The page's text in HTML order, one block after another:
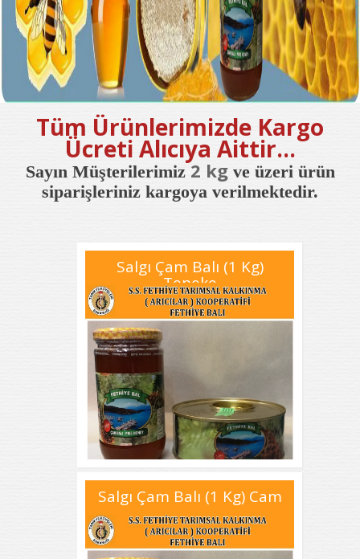
Tüm Ürünlerimizde Kargo
Ücreti Alıcıya Aittir...
Sayın Müşterilerimiz ​ 2 kgve üzeri ürün
siparişleriniz kargoya verilmektedir.
Salgı Çam Balı (1 Kg)
Teneke
Salgı Çam Balı (1 Kg) Cam